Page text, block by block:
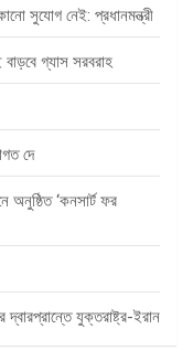
সুযোগ নেই: প্রধানমন্ত্রী
গ্যাস সরবরাহ
দে
অনুষ্ঠিত ‘কনসার্ট ফর
যুক্তরাষ্ট্র-ইরান